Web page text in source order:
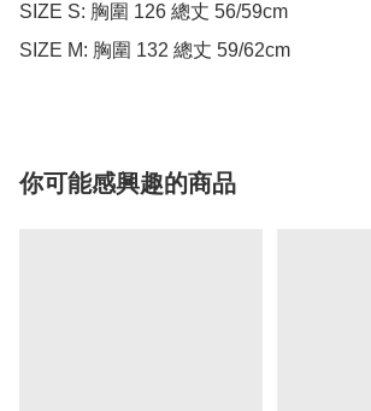
SIZE S: 胸圍 126 總丈 56/59cm
SIZE M: 胸圍 132 總丈 59/62cm
你可能感興趣的商品